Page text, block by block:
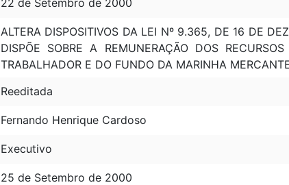
ALTERA DISPOSITIVOS DA LEI Nº 9.365, DE 16 DE
DISPÕE SOBRE A REMUNERAÇÃO DOS
TRABALHADOR E DO FUNDO DA MARINHA
Reeditada
Fernando Henrique Cardoso
Executivo
25 de Setembro de 2000